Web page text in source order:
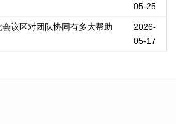
05-25
议区对团队协同有多大帮助
2026-
05-17